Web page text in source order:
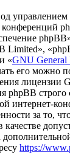
управлением
конференций
Limited»,
«GNU General
его можно
лицензии
phpBB строго
интернет-
за то,
качестве
https://